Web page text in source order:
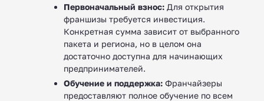
Первоначальный взнос: Для открытия
франшизы требуется инвестиция.
Конкретная сумма зависит от выбранного
пакета и региона, но в целом она
достаточно доступна для начинающих
предпринимателей.
Обучение и поддержка: Франчайзеры
предоставляют полное обучение по всем